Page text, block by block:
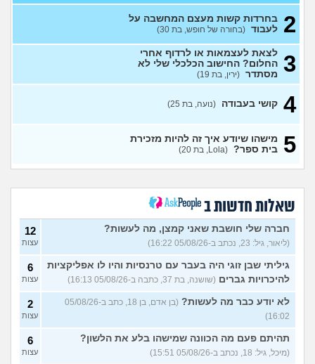
23)
מכינה טכנולוגית להנדסאים
(מילואים, בן 27)
עבודה בתור מוקדנית לזימון
תורים בבלינסון, כדאי? (דוי, בת
בת 26 מרגישה אבודה
26)
(מתעניינת, בת 25)
במה לעבוד? (אנונימי, בן 17)
שחוק עד דמעות מעבודה
זמנית: האם לחתום אבטלה
ולהשקיע בהייטק או למצוא
עבודה אחרת?
(סטודנט, בן 22)
3
עצות
איך מוצאים עבודה בעיר שלי?
(אסי, בן 38)
5
עצות
האם כדאי עגלות באמריקה/
קוסמטיקה?
(אנגל, בת 22)
3
עצות
2 בחרדות קשות מעצם המחשבה על
לעבוד (בחורה של חופש, בת 30)
3 לצאת לעצמאות או לרדוף אחרי
החלום? החישוב הכלכלי שלי לא
מסתדר (ירין, בת 19)
4 קושי בעבודה (נועה, בת 25)
5
מישהו שיודע איך זה להיות מזכירת
בית ספר? (Lola, בת 20)
שאלות חדשות ב
חברה שלי חושבת שאני קמצן, מה לעשות?
(ליאור, גיל: 23, נכתב ב-05/08/26 16:22)
12
עצות
גיליתי שבן זוגי היה בעבר עם טרנסיות והיו לו אפליקציות
להיכרויות גברים (שושנה, בת 37, כתבה ב-05/08/26 16:13)
6
עצות
לא יודע כבר מה לעשות?
(בן אדם, בן 18, כתב ב-05/08/26
16:02)
2
עצות
תהיתם פעם מה הכוונה שמישהו בלע את הלשון?
(מיכל, גיל: 18, נכתב ב-05/08/26 15:51)
6
עצות